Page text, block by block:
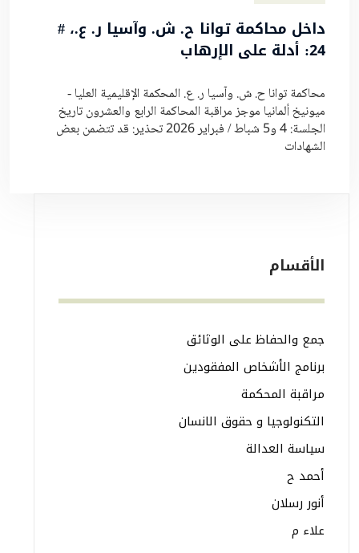
داخل محاكمة توانا ح. ش. وآسيا ر. ع.، #
24: أدلة على الإرهاب
محاكمة توانا ح. ش. وآسيا ر. ع. المحكمة الإقليمية العليا -
ميونيخ ألمانيا موجز مراقبة المحاكمة الرابع والعشرون تاريخ
الجلسة: 4 و5 شباط / فبراير 2026 تحذير: قد تتضمن بعض
الشهادات
الأقسام
جمع والحفاظ على الوثائق
برنامج الأشخاص المفقودين
مراقبة المحكمة
التكنولوجيا و حقوق الانسان
سياسة العدالة
أحمد ح
أنور رسلان
علاء م